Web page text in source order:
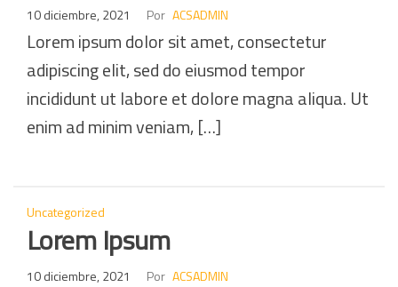
10 diciembre, 2021 Por ACSADMIN
Lorem ipsum dolor sit amet, consectetur
adipiscing elit, sed do eiusmod tempor
incididunt ut labore et dolore magna aliqua. Ut
enim ad minim veniam, […]
Uncategorized
Lorem Ipsum
10 diciembre, 2021 Por ACSADMIN